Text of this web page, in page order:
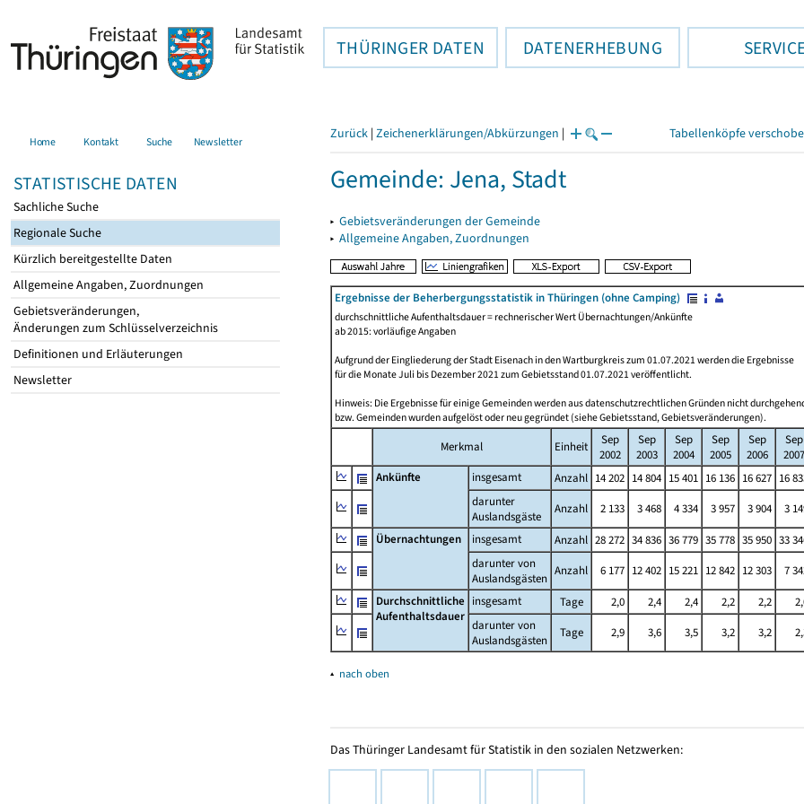
THÜRINGER DATEN DATENERHEBUNG
Home Kontakt Suche Newsletter
STATISTISCHE DATEN
Sachliche Suche
Regionale Suche
Kürzlich bereitgestellte Daten
Allgemeine Angaben, Zuordnungen
Gebietsveränderungen,
Änderungen zum Schlüsselverzeichnis
Definitionen und Erläuterungen
Newsletter
Zurück | Zeichenerklärungen/Abkürzungen | Tabellenköpfe
Gemeinde: Jena, Stadt
▸ Gebietsveränderungen der Gemeinde
▸ Allgemeine Angaben, Zuordnungen
Ergebnisse der Beherbergungsstatistik in Thüringen (ohne Camping)
durchschnittliche Aufenthaltsdauer = rechnerischer Wert Übernachtungen/Ankünfte
ab 2015: vorläufige Angaben
Aufgrund der Eingliederung der Stadt Eisenach in den Wartburgkreis zum 01.07.2021 werden die Ergebnisse
für die Monate Juli bis Dezember 2021 zum Gebietsstand 01.07.2021 veröffentlicht.
Hinweis: Die Ergebnisse für einige Gemeinden werden aus datenschutzrechtlichen Gründen nicht
bzw. Gemeinden wurden aufgelöst oder neu gegründet (siehe Gebietsstand, Gebietsveränderungen).
Merkmal Einheit
Sep
2002
Sep
2003
Sep
2004
Sep
2005
Sep
2006
Sep
2007
Ankünfte
insgesamt Anzahl 14 202 14 804 15 401 16 136 16 627 16
darunter
Auslandsgäste
Anzahl 2 133 3 468 4 334 3 957 3 904 3
Übernachtungen
insgesamt Anzahl 28 272 34 836 36 779 35 778 35 950 33
darunter von
Auslandsgästen
Anzahl 6 177 12 402 15 221 12 842 12 303 7
Durchschnittliche
Aufenthaltsdauer
insgesamt Tage 2,0 2,4 2,4 2,2 2,2
darunter von
Auslandsgästen
Tage 2,9 3,6 3,5 3,2 3,2
▴ nach oben
Das Thüringer Landesamt für Statistik in den sozialen Netzwerken: